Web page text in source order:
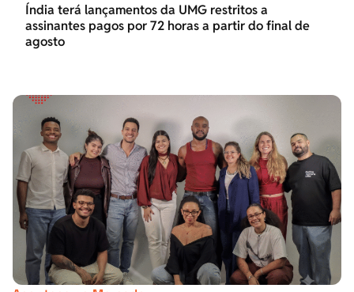
Índia terá lançamentos da UMG restritos a
assinantes pagos por 72 horas a partir do final de
agosto